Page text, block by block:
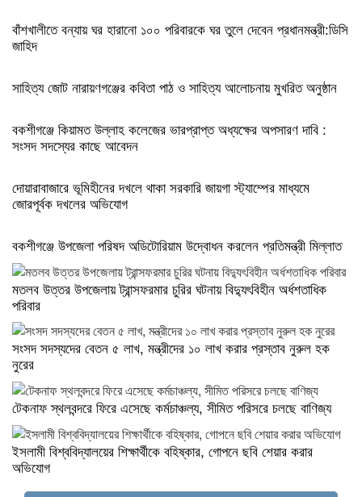
বাঁশখালীতে বন্যায় ঘর হারানো ১০০ পরিবারকে ঘর তুলে দেবেন প্রধানমন্ত্রী:ডিসি
জাহিদ
সাহিত্য জোট নারায়ণগঞ্জের কবিতা পাঠ ও সাহিত্য আলোচনায় মুখরিত অনুষ্ঠান
বকশীগঞ্জে কিয়ামত উল্লাহ কলেজের ভারপ্রাপ্ত অধ্যক্ষের অপসারণ দাবি :
সংসদ সদস্যের কাছে আবেদন
দোয়ারাবাজারে ভূমিহীনের দখলে থাকা সরকারি জায়গা স্ট্যাম্পের মাধ্যমে
জোরপূর্বক দখলের অভিযোগ
বকশীগঞ্জে উপজেলা পরিষদ অডিটোরিয়াম উদ্বোধন করলেন প্রতিমন্ত্রী মিল্লাত
মতলব উত্তর উপজেলায় ট্রান্সফরমার চুরির ঘটনায় বিদ্যুৎবিহীন অর্ধশতাধিক
পরিবার
সংসদ সদস্যদের বেতন ৫ লাখ, মন্ত্রীদের ১০ লাখ করার প্রস্তাব নুরুল হক
নুরের
টেকনাফ স্থলবন্দরে ফিরে এসেছে কর্মচাঞ্চল্য, সীমিত পরিসরে চলছে বাণিজ্য
ইসলামী বিশ্ববিদ্যালয়ের শিক্ষার্থীকে বহিষ্কার, গোপনে ছবি শেয়ার করার
অভিযোগ